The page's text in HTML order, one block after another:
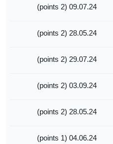
09.07.24 (2 points)
28.05.24 (2 points)
29.07.24 (2 points)
03.09.24 (2 points)
28.05.24 (2 points)
04.06.24 (1 points)